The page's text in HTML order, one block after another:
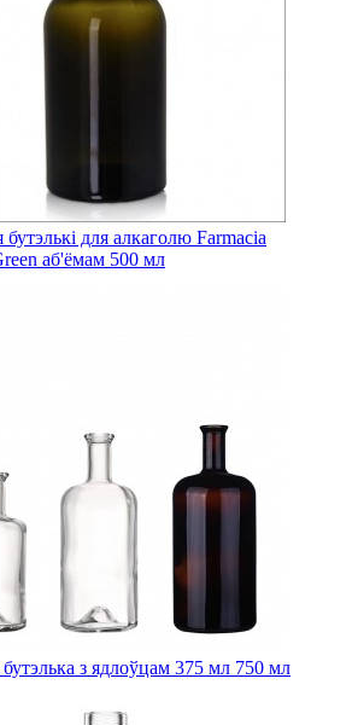
для алкаголю Farmacia
аб'ёмам 500 мл
з ядлоўцам 375 мл 750 мл